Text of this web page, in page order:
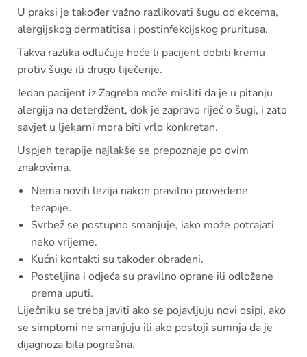
U praksi je također važno razlikovati šugu od ekcema,
alergijskog dermatitisa i postinfekcijskog pruritusa.
Takva razlika odlučuje hoće li pacijent dobiti kremu
protiv šuge ili drugo liječenje.
Jedan pacijent iz Zagreba može misliti da je u pitanju
alergija na deterdžent, dok je zapravo riječ o šugi, i zato
savjet u ljekarni mora biti vrlo konkretan.
Uspjeh terapije najlakše se prepoznaje po ovim
znakovima.
Nema novih lezija nakon pravilno provedene
terapije.
Svrbež se postupno smanjuje, iako može potrajati
neko vrijeme.
Kućni kontakti su također obrađeni.
Posteljina i odjeća su pravilno oprane ili odložene
prema uputi.
Liječniku se treba javiti ako se pojavljuju novi osipi, ako
se simptomi ne smanjuju ili ako postoji sumnja da je
dijagnoza bila pogrešna.